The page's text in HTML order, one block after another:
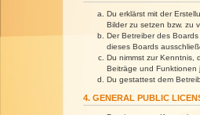
Du erklärst mit der
Bilder zu setzen bzw. zu
Der Betreiber des
dieses Boards
Du nimmst zur Kenntnis,
Beiträge und Funktionen
Du gestattest dem
4. GENERAL PUBLIC